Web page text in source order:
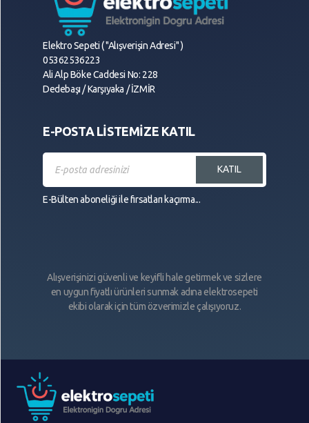
Elektro Sepeti ( "Alışverişin Adresi" )
05362536223
Ali Alp Böke Caddesi No: 228
Dedebaşı / Karşıyaka / İZMİR
E-POSTA LİSTEMİZE KATIL
KATIL
E-Bülten aboneliği ile fırsatları kaçırma...
Alışverişinizi güvenli ve keyifli hale getirmek ve sizlere
en uygun fiyatlı ürünleri sunmak adına elektrosepeti
ekibi olarak için tüm özverimizle çalışıyoruz.